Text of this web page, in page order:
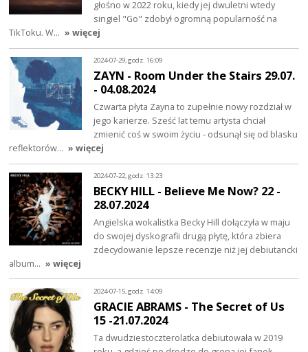
głośno w 2022 roku, kiedy jej dwuletni wtedy
singiel "Go" zdobył ogromną popularność na
TikToku. W… » więcej
2024-07-29, godz. 16:09
ZAYN - Room Under the Stairs 29.07.
- 04.08.2024
Czwarta płyta Zayna to zupełnie nowy rozdział w
jego karierze. Sześć lat temu artysta chciał
zmienić coś w swoim życiu - odsunął się od blasku
reflektorów… » więcej
2024-07-22, godz. 13:23
BECKY HILL - Believe Me Now? 22 -
28.07.2024
Angielska wokalistka Becky Hill dołączyła w maju
do swojej dyskografii drugą płytę, która zbiera
zdecydowanie lepsze recenzje niż jej debiutancki
album… » więcej
2024-07-15, godz. 14:09
GRACIE ABRAMS - The Secret of Us
15 -21.07.2024
Ta dwudziestoczterolatka debiutowała w 2019